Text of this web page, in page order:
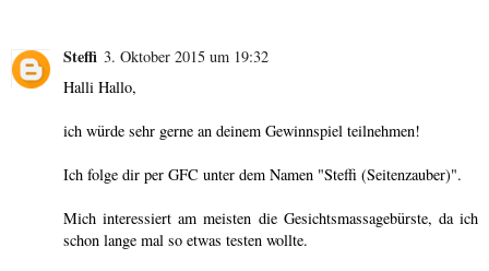
Steffi 3. Oktober 2015 um 19:32
Halli Hallo,
ich würde sehr gerne an deinem Gewinnspiel teilnehmen!
Ich folge dir per GFC unter dem Namen "Steffi (Seitenzauber)".
Mich interessiert am meisten die Gesichtsmassagebürste, da ich
schon lange mal so etwas testen wollte.